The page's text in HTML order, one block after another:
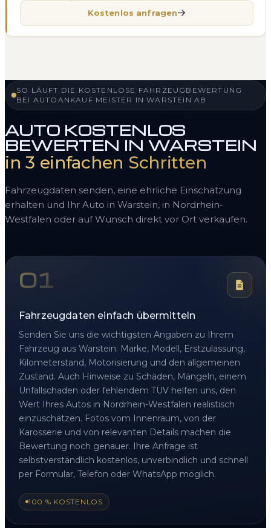
Kostenlos anfragen
SO LÄUFT DIE KOSTENLOSE FAHRZEUGBEWERTUNG
BEI AUTOANKAUF MEISTER IN WARSTEIN AB
AUTO KOSTENLOS
BEWERTEN IN WARSTEIN
in 3 einfachen Schritten
Fahrzeugdaten senden, eine ehrliche Einschätzung
erhalten und Ihr Auto in Warstein, in Nordrhein-
Westfalen oder auf Wunsch direkt vor Ort verkaufen.
01
Fahrzeugdaten einfach übermitteln
Senden Sie uns die wichtigsten Angaben zu Ihrem
Fahrzeug aus Warstein: Marke, Modell, Erstzulassung,
Kilometerstand, Motorisierung und den allgemeinen
Zustand. Auch Hinweise zu Schäden, Mängeln, einem
Unfallschaden oder fehlendem TÜV helfen uns, den
Wert Ihres Autos in Nordrhein-Westfalen realistisch
einzuschätzen. Fotos vom Innenraum, von der
Karosserie und von relevanten Details machen die
Bewertung noch genauer. Ihre Anfrage ist
selbstverständlich kostenlos, unverbindlich und schnell
per Formular, Telefon oder WhatsApp möglich.
100 % KOSTENLOS